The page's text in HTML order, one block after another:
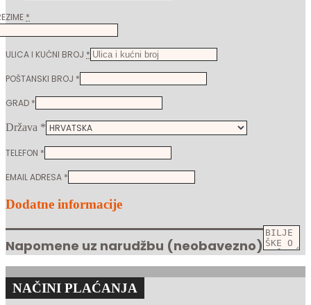
*
ULICA I KUĆNI BROJ *
POŠTANSKI BROJ *
GRAD *
Država *
TELEFON *
EMAIL ADRESA *
Dodatne informacije
Napomene uz narudžbu (neobavezno)
NAČINI PLAĆANJA